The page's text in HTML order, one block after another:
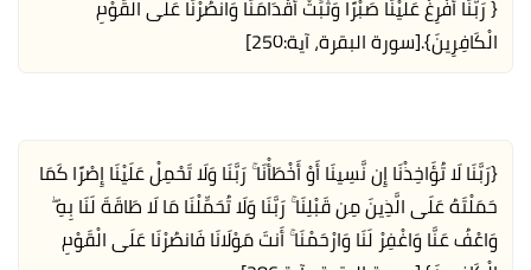
{ رَبَّنَا أَفْرِغْ عَلَيْنَا صَبْرًا وَثَبِّتْ أَقْدَامَنَا وَانصُرْنَا عَلَى الْقَوْمِ
الْكَافِرِينَ}.[سورة البقرة، آية:250]
{رَبَّنَا لَا تُؤَاخِذْنَا إِن نَّسِينَا أَوْ أَخْطَأْنَا ۚ رَبَّنَا وَلَا تَحْمِلْ عَلَيْنَا إِصْرًا كَمَا
حَمَلْتَهُ عَلَى الَّذِينَ مِن قَبْلِنَا ۚ رَبَّنَا وَلَا تُحَمِّلْنَا مَا لَا طَاقَةَ لَنَا بِهِ ۖ
وَاعْفُ عَنَّا وَاغْفِرْ لَنَا وَارْحَمْنَا ۚ أَنتَ مَوْلَانَا فَانصُرْنَا عَلَى الْقَوْمِ